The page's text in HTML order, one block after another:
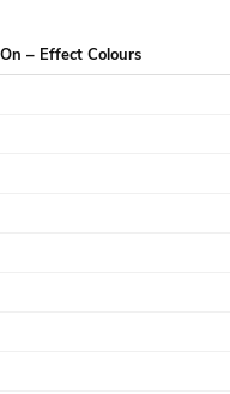
– Effect Colours